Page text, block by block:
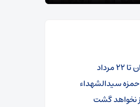
حمزه سیدالشهداء
نخواهد گشت